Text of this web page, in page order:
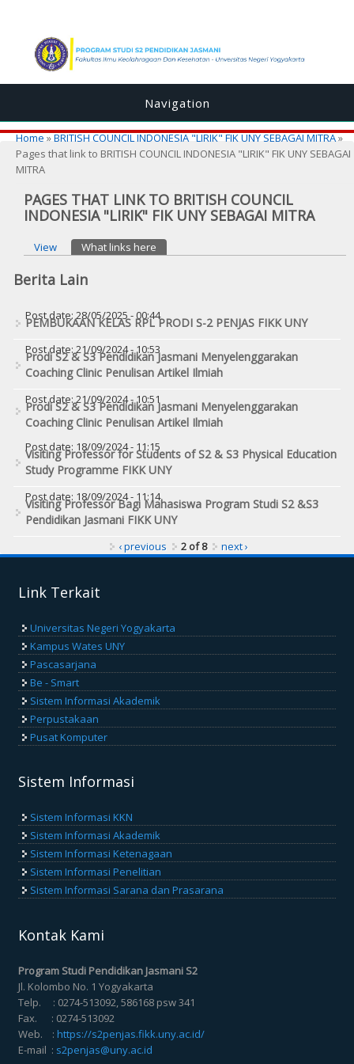
Navigation
You are here
Home »BRITISH COUNCIL INDONESIA "LIRIK" FIK UNY SEBAGAI MITRA»
Pages that link to BRITISH COUNCIL INDONESIA "LIRIK" FIK UNY SEBAGAI
MITRA
PAGES THAT LINK TO BRITISH COUNCIL
INDONESIA "LIRIK" FIK UNY SEBAGAI MITRA
Primary tabs
View What links here
Berita Lain
Post date:28/05/2025 - 00:44
PEMBUKAAN KELAS RPL PRODI S-2 PENJAS FIKK UNY
Post date:21/09/2024 - 10:53
Prodi S2 & S3 Pendidikan Jasmani Menyelenggarakan
Coaching Clinic Penulisan Artikel Ilmiah
Post date:21/09/2024 - 10:51
Prodi S2 & S3 Pendidikan Jasmani Menyelenggarakan
Coaching Clinic Penulisan Artikel Ilmiah
Post date: 18/09/2024 - 11:15
Visiting Professor for Students of S2 & S3 Physical Education
Study Programme FIKK UNY
Post date: 18/09/2024 - 11:14
Visiting Professor Bagi Mahasiswa Program Studi S2 &S3
Pendidikan Jasmani FIKK UNY
‹ previous 2 of 8 next ›
Link Terkait
Universitas Negeri Yogyakarta
Kampus Wates UNY
Pascasarjana
Be - Smart
Sistem Informasi Akademik
Perpustakaan
Pusat Komputer
Sistem Informasi
Sistem Informasi KKN
Sistem Informasi Akademik
Sistem Informasi Ketenagaan
Sistem Informasi Penelitian
Sistem Informasi Sarana dan Prasarana
Kontak Kami
Program Studi Pendidikan Jasmani S2
Jl. Kolombo No. 1 Yogyakarta
Telp. : 0274-513092, 586168 psw 341
Fax. : 0274-513092
Web. :https://s2penjas.fikk.uny.ac.id/
E-mail : s2penjas@uny.ac.id